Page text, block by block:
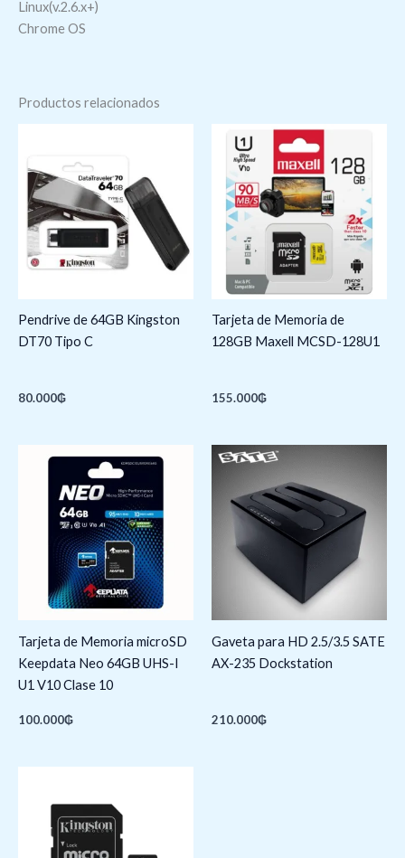
Linux(v.2.6.x+)
Chrome OS
Productos relacionados
Pendrive de 64GB Kingston
DT70 Tipo C
80.000₲
Tarjeta de Memoria de
128GB Maxell MCSD-128U1
155.000₲
Tarjeta de Memoria microSD
Keepdata Neo 64GB UHS-I
U1 V10 Clase 10
100.000₲
Gaveta para HD 2.5/3.5 SATE
AX-235 Dockstation
210.000₲